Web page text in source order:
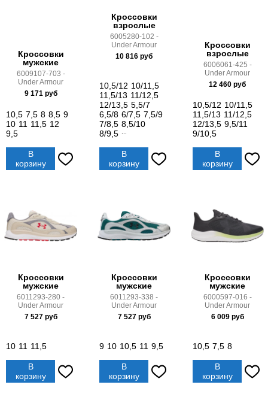
Кроссовки
мужские
6009107-703 -
Under Armour
9 171руб
10,5 7,5 8 8,5 9
10 11 11,5 12
9,5
В
корзину
Кроссовки
взрослые
6005280-102 -
Under Armour
10 816 руб
10,5/12 10/11,5
11,5/13 11/12,5
12/13,5 5,5/7
6,5/8 6/7,5 7,5/9
7/8,5 8,5/10
8/9,5
В
корзину
Кроссовки
взрослые
6006061-425 -
Under Armour
12 460 руб
10,5/12 10/11,5
11,5/13 11/12,5
12/13,5 9,5/11
9/10,5
В
корзину
Кроссовки
мужские
6011293-280 -
Under Armour
7 527руб
10 11 11,5
В
корзину
Кроссовки
мужские
6011293-338 -
Under Armour
7 527руб
9 10 10,5 11 9,5
В
корзину
Кроссовки
мужские
6000597-016 -
Under Armour
6 009руб
10,5 7,5 8
В
корзину